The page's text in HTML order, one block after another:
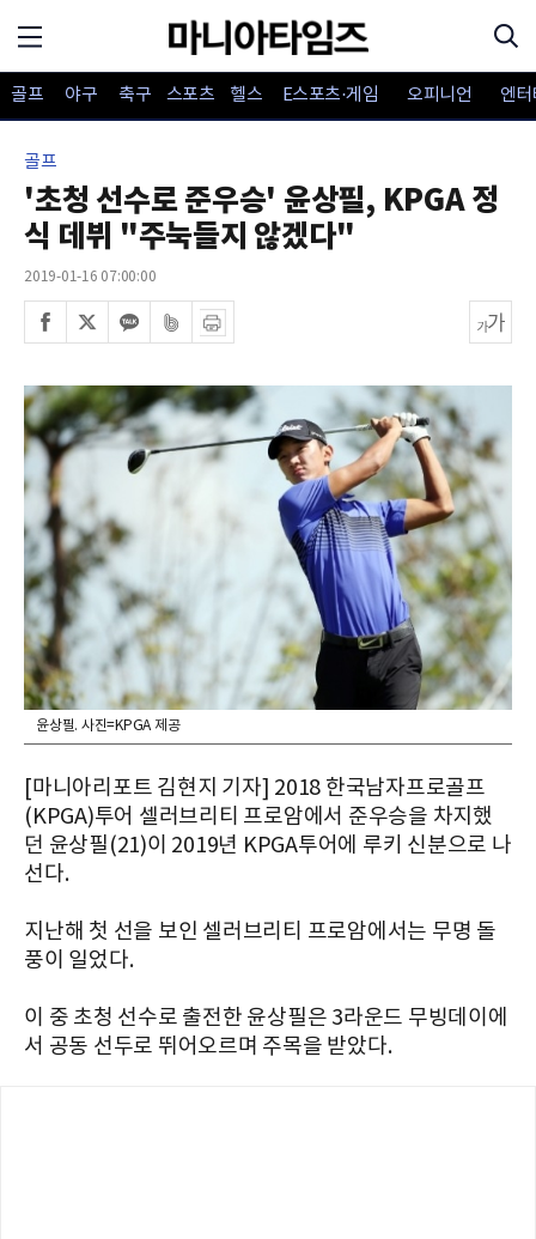
골프 야구 축구 스포츠 헬스 E스포츠·게임 오피니언 엔
골프
'초청 선수로 준우승' 윤상필, KPGA 정
식 데뷔 "주눅들지 않겠다"
2019-01-16 07:00:00
윤상필. 사진=KPGA 제공
[마니아리포트 김현지 기자] 2018 한국남자프로골프
(KPGA)투어 셀러브리티 프로암에서 준우승을 차지했
던 윤상필(21)이 2019년 KPGA투어에 루키 신분으로 나
선다.
지난해 첫 선을 보인 셀러브리티 프로암에서는 무명 돌
풍이 일었다.
이 중 초청 선수로 출전한 윤상필은 3라운드 무빙데이에
서 공동 선두로 뛰어오르며 주목을 받았다.